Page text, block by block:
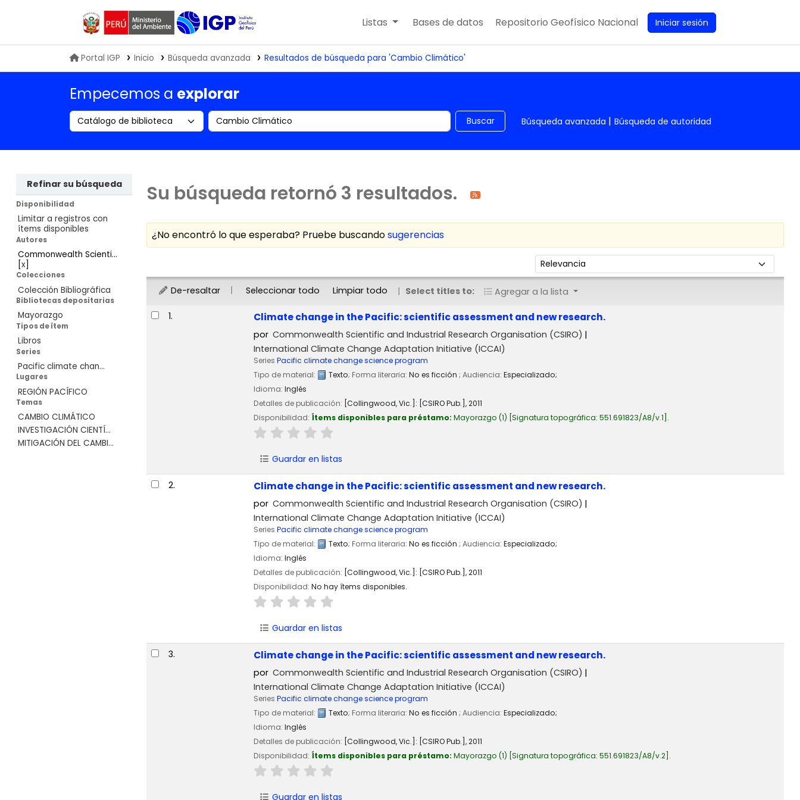
Biblioteca IGP
Listas Bases de datos Repositorio Geofísico Nacional Iniciar sesión
Portal IGP Inicio Búsqueda avanzada Resultados de búsqueda para 'Cambio Climático'
Empecemos a explorar
Search the catalog by: Buscar en el catálogo por palabra clave Buscar Búsqueda avanzada Búsqueda de autoridad
Refinar su búsqueda
Disponibilidad
Limitar a registros con
ítems disponibles
Autores
Commonwealth Scienti...
[x]
Colecciones
Colección Bibliográfica
Bibliotecas depositarias
Mayorazgo
Tipos de ítem
Libros
Series
Pacific climate chan...
Lugares
REGIÓN PACÍFICO
Temas
CAMBIO CLIMÁTICO
INVESTIGACIÓN CIENTÍ...
MITIGACIÓN DEL CAMBI...
Su búsqueda retornó 3 resultados.
¿No encontró lo que esperaba? Pruebe buscandosugerencias
Ordenar por:
De-resaltar Seleccionar todo Limpiar todo Select titles to: Agregar a la lista
Resultados
1. Climate change in the Pacific: scientific assessment and new research.
por Commonwealth Scientific and Industrial Research Organisation (CSIRO)
International Climate Change Adaptation Initiative (ICCAI)
Series Pacific climate change science program
Tipo de material:
Texto; Forma literaria: No es ficción ; Audiencia: Especializado;
Idioma: Inglés
Detalles de publicación: [Collingwood, Vic.]: [CSIRO Pub.],2011
Disponibilidad: Ítems disponibles para préstamo: Mayorazgo (1) Signatura topográfica: 551.691823/A8/v.1 .
Guardar en listas
2. Climate change in the Pacific: scientific assessment and new research.
por Commonwealth Scientific and Industrial Research Organisation (CSIRO)
International Climate Change Adaptation Initiative (ICCAI)
Series Pacific climate change science program
Tipo de material:
Texto; Forma literaria: No es ficción ; Audiencia: Especializado;
Idioma: Inglés
Detalles de publicación: [Collingwood, Vic.]: [CSIRO Pub.],2011
Disponibilidad: No hay ítems disponibles.
Guardar en listas
3. Climate change in the Pacific: scientific assessment and new research.
por Commonwealth Scientific and Industrial Research Organisation (CSIRO)
International Climate Change Adaptation Initiative (ICCAI)
Series Pacific climate change science program
Tipo de material:
Texto; Forma literaria: No es ficción ; Audiencia: Especializado;
Idioma: Inglés
Detalles de publicación: [Collingwood, Vic.]: [CSIRO Pub.],2011
Disponibilidad: Ítems disponibles para préstamo: Mayorazgo (1) Signatura topográfica: 551.691823/A8/v.2 .
Guardar en listas